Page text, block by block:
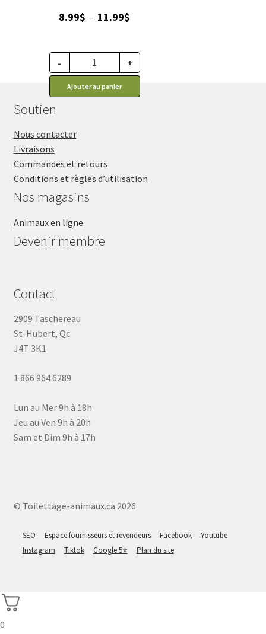
8.99$ – 11.99$
8.99$
à
- +
Ajouter au panier
Soutien
Nous contacter
Livraisons
Commandes et retours
Conditions et règles d’utilisation
Nos magasins
Animaux en ligne
Devenir membre
Contact
2909 Taschereau
St-Hubert, Qc
J4T 3K1
1 866 964 6289
Lun au Mer 9h à 18h
Jeu au Ven 9h à 20h
Sam et Dim 9h à 17h
© Toilettage-animaux.ca 2026
SEO Espace fournisseurs et revendeurs Facebook
Youtube
Instagram
Tiktok Google 5⭐ Plan du site
0